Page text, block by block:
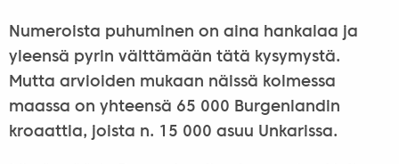
Numeroista puhuminen on aina hankalaa ja
yleensä pyrin välttämään tätä kysymystä.
Mutta arvioiden mukaan näissä kolmessa
maassa on yhteensä 65 000 Burgenlandin
kroaattia, joista n. 15 000 asuu Unkarissa.